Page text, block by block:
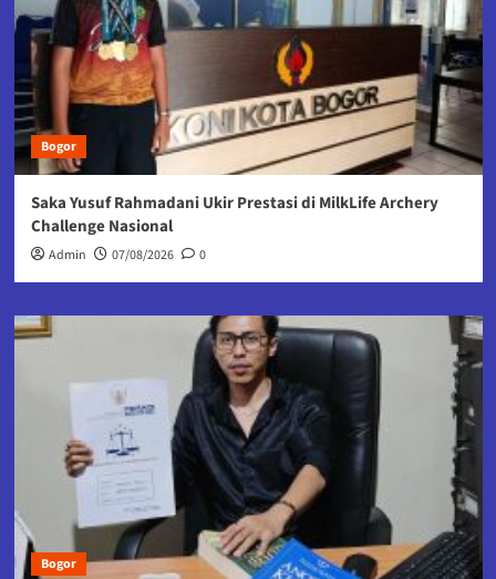
Bogor
Saka Yusuf Rahmadani Ukir Prestasi di MilkLife Archery
Challenge Nasional
Admin 07/08/2026 0
Bogor